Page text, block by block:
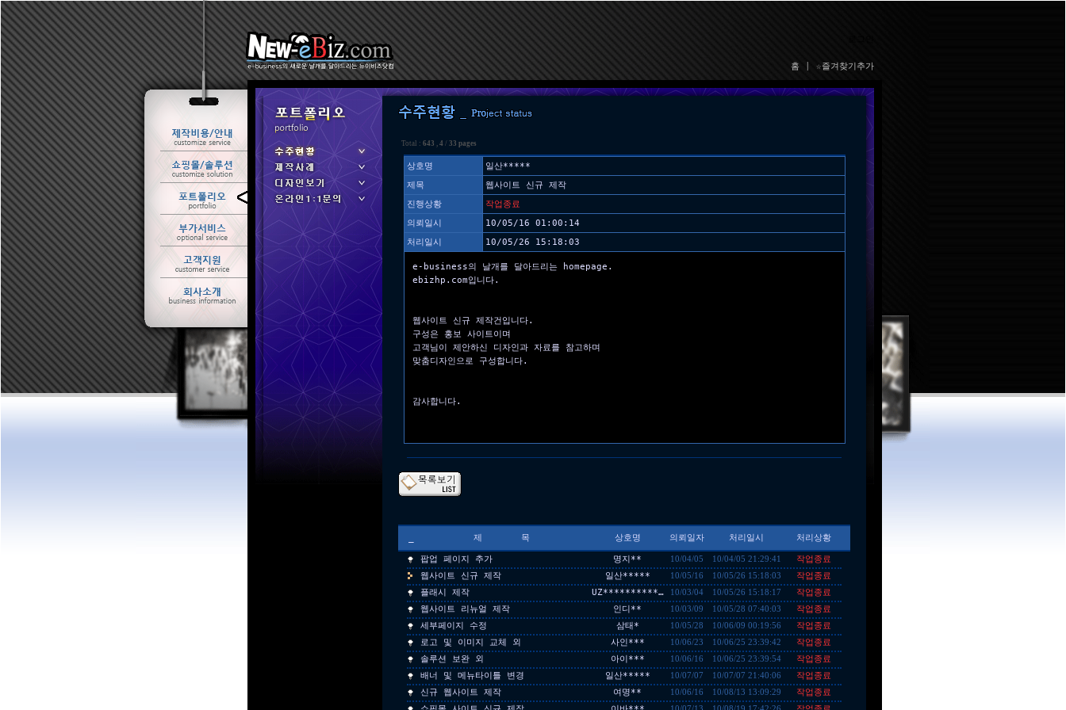
Total : 643 , 4 / 33 pages
상호명
일산*****
제목
웹사이트 신규 제작
진행상황
작업종료
의뢰일시
10/05/16 01:00:14
처리일시
10/05/26 15:18:03
e-business의 날개를 달아드리는 homepage.
ebizhp.com입니다.
웹사이트 신규 제작건입니다.
구성은 홍보 사이트이며
고객님이 제안하신 디자인과 자료를 참고하며
맞춤디자인으로 구성합니다.
감사합니다.
제 목 상호명 의뢰일자 처리일시 처리상황
팝업 페이지 추가 명지** 10/04/05 10/04/05 21:29:41
작업종료
웹사이트 신규 제작
일산***** 10/05/16 10/05/26 15:18:03
작업종료
플래시 제작
UZ**********… 10/03/04 10/05/26 15:18:17
작업종료
웹사이트 리뉴얼 제작
인디** 10/03/09 10/05/28 07:40:03
작업종료
세부페이지 수정
삼태* 10/05/28 10/06/09 00:19:56
작업종료
로고 및 이미지 교체 외
사인*** 10/06/23 10/06/25 23:39:42
작업종료
솔루션 보완 외
아이*** 10/06/16 10/06/25 23:39:54
작업종료
배너 및 메뉴타이틀 변경
일산***** 10/07/07 10/07/07 21:40:06
작업종료
신규 웹사이트 제작
여명** 10/06/16 10/08/13 13:09:29
작업종료
홈 ☆즐겨찾기추가
ㆍ 수주현황
ㆍ 제작사례